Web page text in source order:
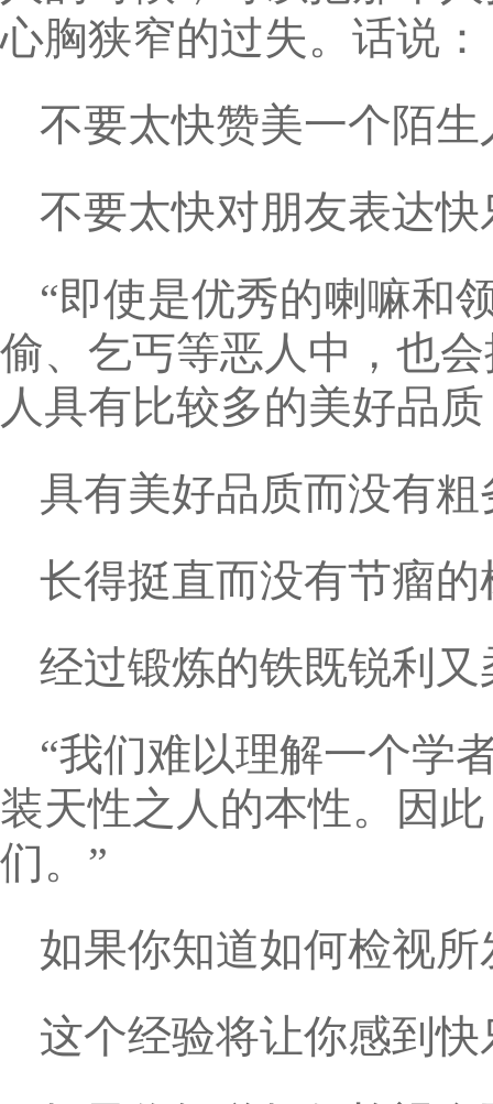
心胸狭窄的过失。话说：
不要太快赞美一个陌生
不要太快对朋友表达快
“即使是优秀的喇嘛和
偷、乞丐等恶人中，也
人具有比较多的美好品
具有美好品质而没有
长得挺直而没有节瘤
经过锻炼的铁既锐利
“我们难以理解一个学
装天性之人的本性。因
们。”
如果你知道如何检视
这个经验将让你感到快